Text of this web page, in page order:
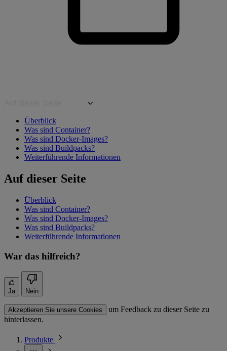
Überblick
Was sind Container?
Was sind Docker-Images?
Was sind Buildpacks?
Weiterführende Informationen
Auf dieser Seite
Überblick
Was sind Container?
Was sind Docker-Images?
Was sind Buildpacks?
Weiterführende Informationen
War das hilfreich?
Ja Nein
Akzeptieren Sie unsere Cookies
um Feedback zu dieser Seite zu
hinterlassen.
Produkte